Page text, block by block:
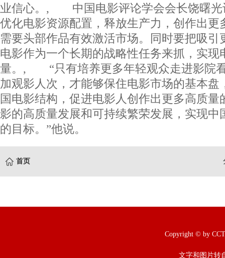
业信心。, 中国电影评论学会会长饶曙光
优化电影资源配置，释放生产力，创作出更
需要头部作品有效激活市场。同时要把吸引
电影作为一个长期的战略性任务来抓，实现
量。, “只有培养更多年轻观众走进影院
加观影人次，才能够保住电影市场的基本盘
国电影结构，促进电影人创作出更多高质量
影的高质量发展和可持续繁荣发展，实现中
的目标。”他说。
首页
Copyright © by
文字和图片转